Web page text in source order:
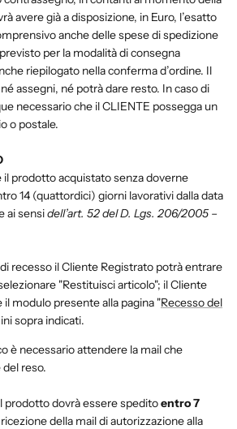
avere già a disposizione, in Euro, l’esatto
anche delle spese di spedizione
per la modalità di consegna
riepilogato nella conferma d’ordine. Il
assegni, né potrà dare resto. In caso di
necessario che il CLIENTE possegga un
o postale.
prodotto acquistato senza doverne
14 (quattordici) giorni lavorativi dalla data
ai sensidell’art. 52 del D. Lgs. 206/2005 –
recesso il Cliente Registrato potrà entrare
"Restituisci articolo"; il Cliente
modulo presente alla pagina "Recesso del
sopra indicati.
è necessario attendere la mail che
reso.
prodotto dovrà essere speditoentro 7
della mail di autorizzazione alla